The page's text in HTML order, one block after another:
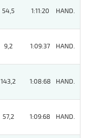
54,5 1:11:20 HAND.
9,2 1:09:37 HAND.
143,2 1:08:68 HAND.
57,2 1:09:68 HAND.